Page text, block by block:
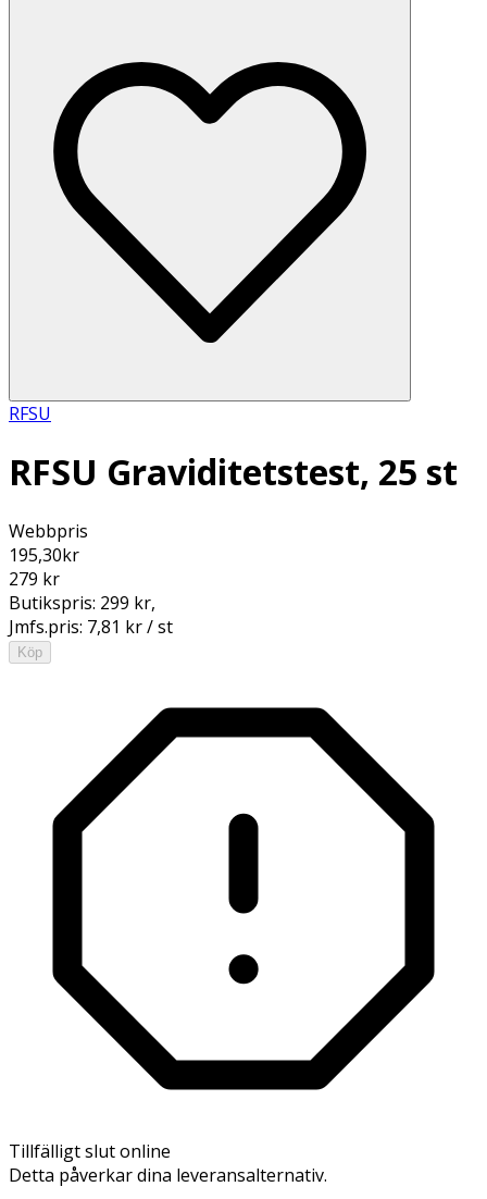
RFSU
RFSU Graviditetstest, 25 st
Webbpris
195,30kr
279 kr
Butikspris: 299 kr,
Jmfs.pris: 7,81 kr / st
Köp
Tillfälligt slut online
Detta påverkar dina leveransalternativ.